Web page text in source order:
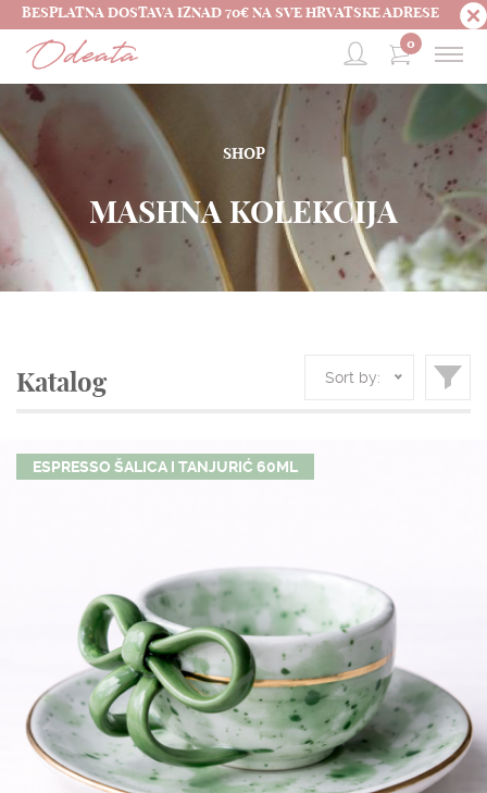
BESPLATNA DOSTAVA IZNAD 70€ NA SVE HRVATSKE ADRESE
0
SHOP
MASHNA KOLEKCIJA
Katalog Sort by:
ESPRESSO ŠALICA I TANJURIĆ 60ML